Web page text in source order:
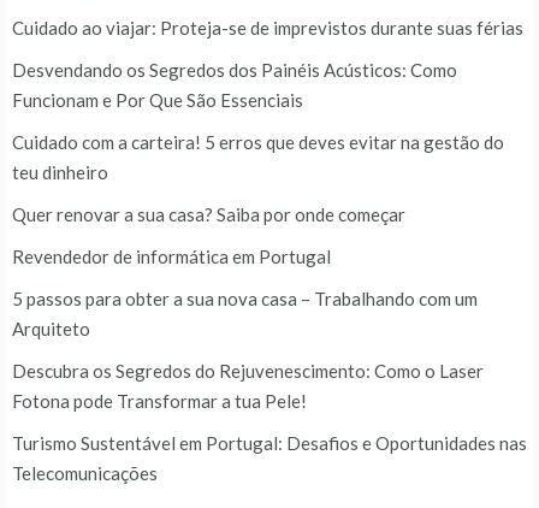
Cuidado ao viajar: Proteja-se de imprevistos durante suas férias
Desvendando os Segredos dos Painéis Acústicos: Como
Funcionam e Por Que São Essenciais
Cuidado com a carteira! 5 erros que deves evitar na gestão do
teu dinheiro
Quer renovar a sua casa? Saiba por onde começar
Revendedor de informática em Portugal
5 passos para obter a sua nova casa – Trabalhando com um
Arquiteto
Descubra os Segredos do Rejuvenescimento: Como o Laser
Fotona pode Transformar a tua Pele!
Turismo Sustentável em Portugal: Desafios e Oportunidades nas
Telecomunicações